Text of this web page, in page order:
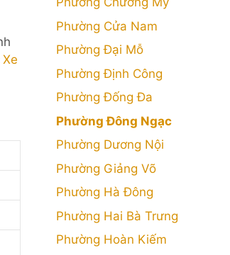
Phường Cửa Nam
Phường Đại Mỗ
Phường Định Công
Phường Đống Đa
Phường Đông Ngạc
Phường Dương Nội
Phường Giảng Võ
Phường Hà Đông
Phường Hai Bà Trưng
Phường Hoàn Kiếm